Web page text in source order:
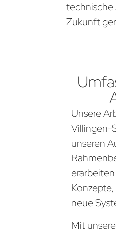
technische
Zukunft
Unsere
Villingen-
unseren
neue
Mit